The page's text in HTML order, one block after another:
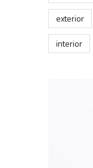
exterior
interior